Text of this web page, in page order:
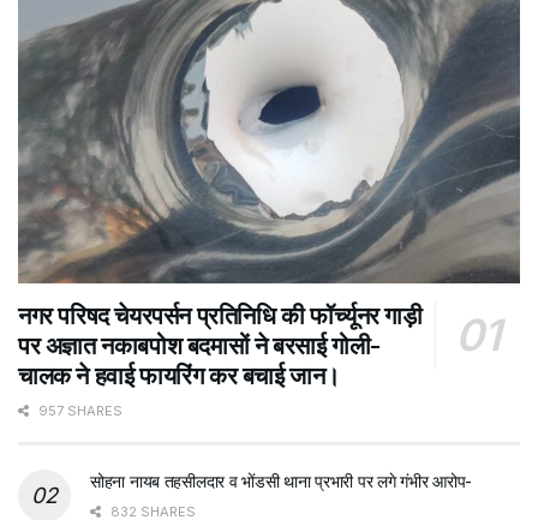
नगर परिषद चेयरपर्सन प्रतिनिधि की फॉर्च्यूनर गाड़ी
पर अज्ञात नकाबपोश बदमासों ने बरसाई गोली-
चालक ने हवाई फायरिंग कर बचाई जान।
957 SHARES
सोहना नायब तहसीलदार व भोंडसी थाना प्रभारी पर लगे गंभीर आरोप-
832 SHARES